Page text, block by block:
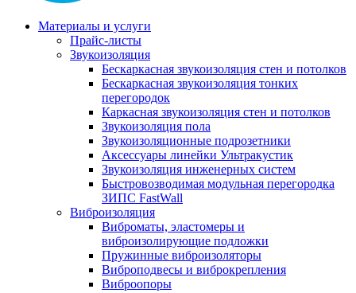
Материалы и услуги
Прайс-листы
Звукоизоляция
Бескаркасная звукоизоляция стен и потолков
Бескаркасная звукоизоляция тонких
перегородок
Каркасная звукоизоляция стен и потолков
Звукоизоляция пола
Звукоизоляционные подрозетники
Аксессуары линейки Ультракустик
Звукоизоляция инженерных систем
Быстровозводимая модульная перегородка
ЗИПС FastWall
Виброизоляция
Виброматы, эластомеры и
виброизолирующие подложки
Пружинные виброизоляторы
Виброподвесы и виброкрепления
Виброопоры